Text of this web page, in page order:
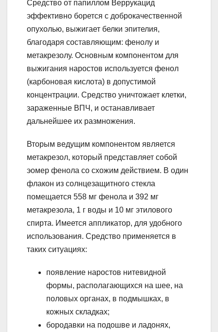
Средство от папиллом Веррукацид
эффективно борется с доброкачественной
опухолью, выжигает белки эпителия,
благодаря составляющим: фенолу и
метакрезолу. Основным компонентом для
выжигания наростов используется фенол
(карбоновая кислота) в допустимой
концентрации. Средство уничтожает клетки,
зараженные ВПЧ, и останавливает
дальнейшее их размножения.
Вторым ведущим компонентом является
метакрезол, который представляет собой
эомер фенола со схожим действием. В один
флакон из солнцезащитного стекла
помещается 558 мг фенола и 392 мг
метакрезола, 1 г воды и 10 мг этилового
спирта. Имеется аппликатор, для удобного
использования. Средство применяется в
таких ситуациях:
появление наростов нитевидной
формы, располагающихся на шее, на
половых органах, в подмышках, в
кожных складках;
бородавки на подошве и ладонях,